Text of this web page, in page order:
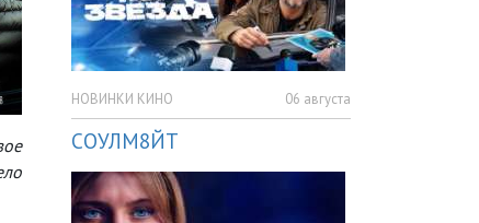
НОВИНКИ КИНО 06 августа
СОУЛМ8ЙТ